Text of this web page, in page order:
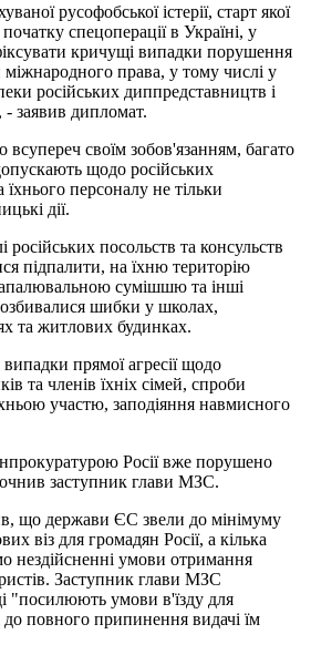
русофобської істерії, старт якої
спецоперації в Україні, у
кричущі випадки порушення
права, у тому числі у
російських диппредставництв і
- заявив дипломат.
своїм зобов'язанням, багато
щодо російських
персоналу не тільки
дії.
російських посольств та консульств
підпалити, на їхню територію
сумішшю та інші
шибки у школах,
та житлових будинках.
прямої агресії щодо
та членів їхніх сімей, спроби
участю, заподіяння навмисного
Росії вже порушено
заступник глави МЗС.
що держави ЄС звели до мінімуму
віз для громадян Росії, а кілька
нездійсненні умови отримання
Заступник глави МЗС
"посилюють умови в'їзду для
до повного припинення видачі їм